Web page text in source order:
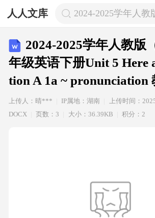
人人文库 2024-2025学年人教
2024-2025学年人教版
年级英语下册Unit 5 Here
tion A 1a ~ pronunciation
上传人：晴*** IP属地：湖南 上传时间：
DOCX
页数：3 大小：36.39KB 积分：2